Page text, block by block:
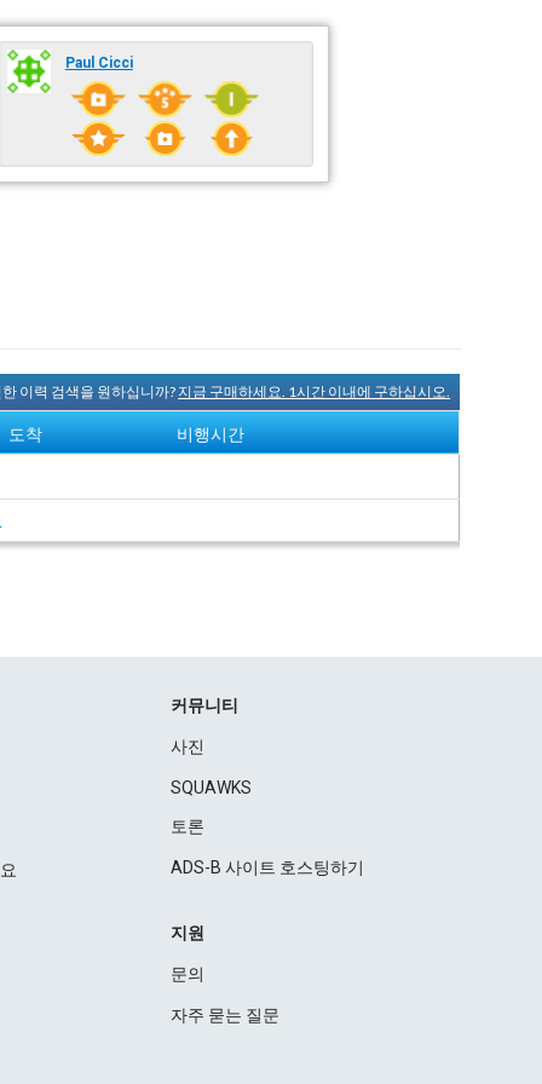
Paul Cicci
이력 검색을 원하십니까? 지금 구매하세요. 1시간 이내에 구하십시오.
도착 비행시간
커뮤니티
사진
SQUAWKS
토론
ADS-B 사이트 호스팅하기
지원
문의
자주 묻는 질문